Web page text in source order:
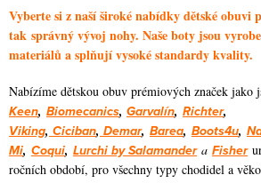
c
í
p
r
v
k
y
v
á
n
k
o
v
á
n
Vyberte si z naší široké nabídky dětské
tak správný vývoj nohy. Naše boty jsou
materiálů a splňují vysoké standardy kvality.
Nabízíme dětskou obuv prémiových značek jako
Keen, Biomecanics, Garvalín, Richter,
Viking,Ciciban,Demar, Barea, Boots4u,
Mi, Coqui, Lurchi by Salamander a Fisher
ročních období, pro všechny typy chodidel a